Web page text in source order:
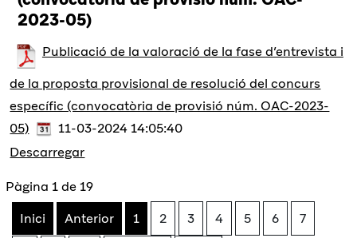
2023-05)
Publicació de la valoració de la fase d’entrevista i
de la proposta provisional de resolució del concurs
específic (convocatòria de provisió núm. OAC-2023-
05)
11-03-2024 14:05:40
Descarregar
Pàgina 1 de 19
Inici
Anterior 1 2 3 4 5 6 7